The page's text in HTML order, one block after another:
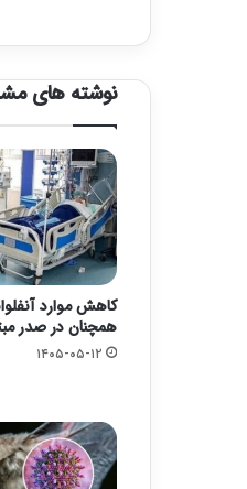
نوشته های
کاهش موارد
همچنان در صدر
۱۴۰۵-۰۵-۱۲